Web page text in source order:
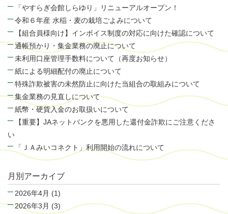
「やすらぎ会館しらゆり」リニューアルオープン！
令和６年産 水稲・麦の栽培ごよみについて
【組合員様向け】インボイス制度の対応に向けた確認について
通帳預かり・集金業務の廃止について
未利用口座管理手数料について（再度お知らせ）
紙による明細配付の廃止について
特殊詐欺被害の未然防止に向けた当組合の取組みについて
集金業務の見直しについて
紙幣・硬貨入金のお取扱いについて
【重要】JAネットバンクを悪用した還付金詐欺にご注意くださ
い
「ＪＡみいコネクト」利用開始の流れについて
月別アーカイブ
2026年4月 (1)
2026年3月 (3)